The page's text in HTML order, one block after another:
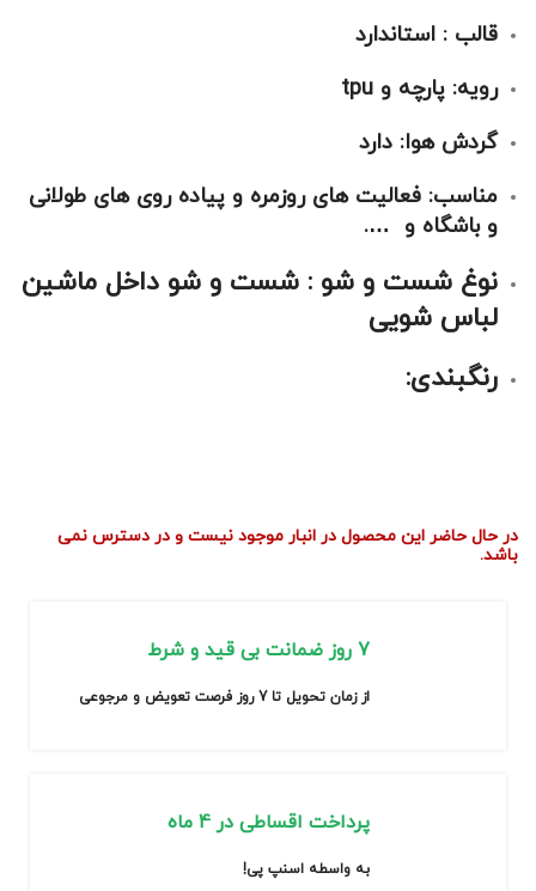
قالب : استاندارد
رویه: پارچه و tpu
گردش هوا: دارد
مناسب: فعالیت های روزمره و پیاده روی های طولانی
و باشگاه و ….
نوغ شست و شو : شست و شو داخل ماشین
لباس شویی
رنگبندی:
در حال حاضر این محصول در انبار موجود نیست و در دسترس نمی
باشد.
7 روز ضمانت بی قید و شرط
از زمان تحویل تا 7 روز فرصت تعویض و مرجوعی
پرداخت اقساطی در 4 ماه
به واسطه اسنپ پی!